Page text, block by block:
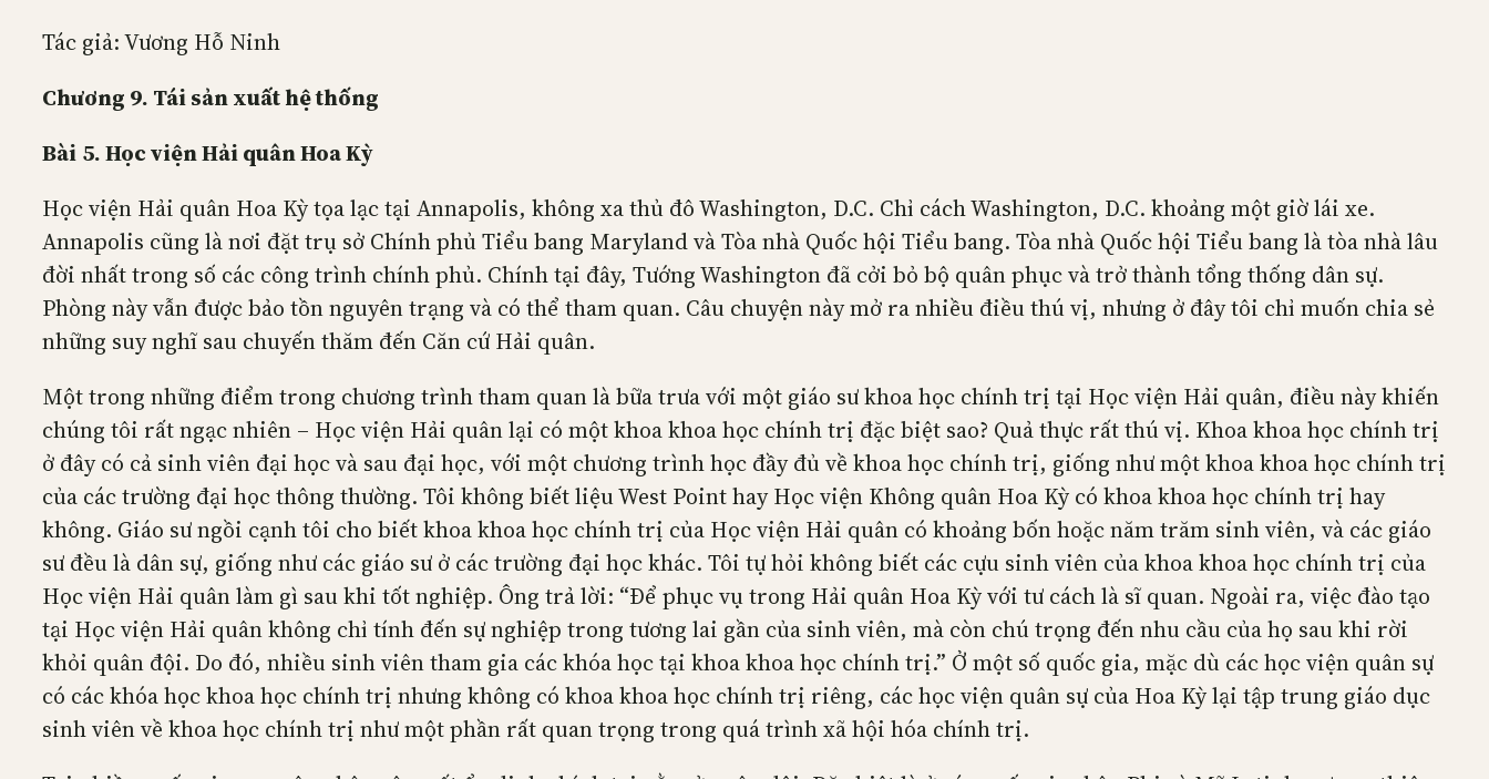
Tác giả: Vương Hỗ Ninh
Chương 9. Tái sản xuất hệ thống
Bài 5. Học viện Hải quân Hoa Kỳ
Học viện Hải quân Hoa Kỳ tọa lạc tại Annapolis, không xa thủ đô Washington, D.C. Chỉ cách Washington, D.C. khoảng một giờ lái xe.
Annapolis cũng là nơi đặt trụ sở Chính phủ Tiểu bang Maryland và Tòa nhà Quốc hội Tiểu bang. Tòa nhà Quốc hội Tiểu bang là tòa nhà lâu
đời nhất trong số các công trình chính phủ. Chính tại đây, Tướng Washington đã cởi bỏ bộ quân phục và trở thành tổng thống dân sự.
Phòng này vẫn được bảo tồn nguyên trạng và có thể tham quan. Câu chuyện này mở ra nhiều điều thú vị, nhưng ở đây tôi chỉ muốn chia sẻ
những suy nghĩ sau chuyến thăm đến Căn cứ Hải quân.
Một trong những điểm trong chương trình tham quan là bữa trưa với một giáo sư khoa học chính trị tại Học viện Hải quân, điều này khiến
chúng tôi rất ngạc nhiên – Học viện Hải quân lại có một khoa khoa học chính trị đặc biệt sao? Quả thực rất thú vị. Khoa khoa học chính trị
ở đây có cả sinh viên đại học và sau đại học, với một chương trình học đầy đủ về khoa học chính trị, giống như một khoa khoa học chính trị
của các trường đại học thông thường. Tôi không biết liệu West Point hay Học viện Không quân Hoa Kỳ có khoa khoa học chính trị hay
không. Giáo sư ngồi cạnh tôi cho biết khoa khoa học chính trị của Học viện Hải quân có khoảng bốn hoặc năm trăm sinh viên, và các giáo
sư đều là dân sự, giống như các giáo sư ở các trường đại học khác. Tôi tự hỏi không biết các cựu sinh viên của khoa khoa học chính trị của
Học viện Hải quân làm gì sau khi tốt nghiệp. Ông trả lời: “Để phục vụ trong Hải quân Hoa Kỳ với tư cách là sĩ quan. Ngoài ra, việc đào tạo
tại Học viện Hải quân không chỉ tính đến sự nghiệp trong tương lai gần của sinh viên, mà còn chú trọng đến nhu cầu của họ sau khi rời
khỏi quân đội. Do đó, nhiều sinh viên tham gia các khóa học tại khoa khoa học chính trị.” Ở một số quốc gia, mặc dù các học viện quân sự
có các khóa học khoa học chính trị nhưng không có khoa khoa học chính trị riêng, các học viện quân sự của Hoa Kỳ lại tập trung giáo dục
sinh viên về khoa học chính trị như một phần rất quan trọng trong quá trình xã hội hóa chính trị.